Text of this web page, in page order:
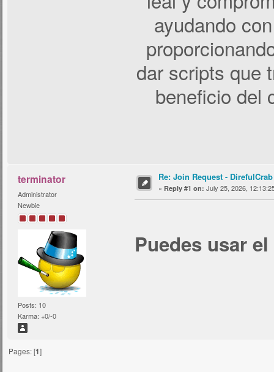
ayudando
dar scripts que
beneficio del
terminator
Administrator
Newbie
Posts: 10
Karma: +0/-0
Re: Join Request - DirefulCrab
« Reply #1 on: July 25, 2026,
Puedes usar
Pages: [1]